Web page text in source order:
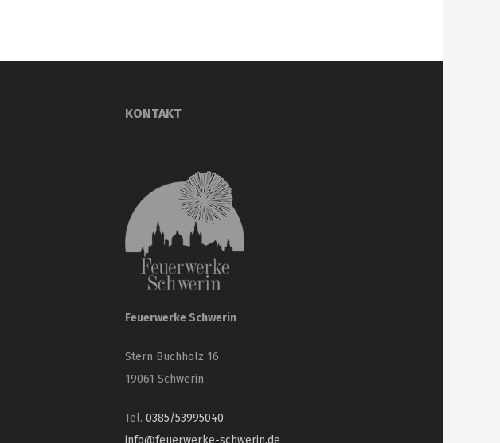
KONTAKT
Feuerwerke Schwerin
Stern Buchholz 16
19061 Schwerin
Tel.0385/53995040